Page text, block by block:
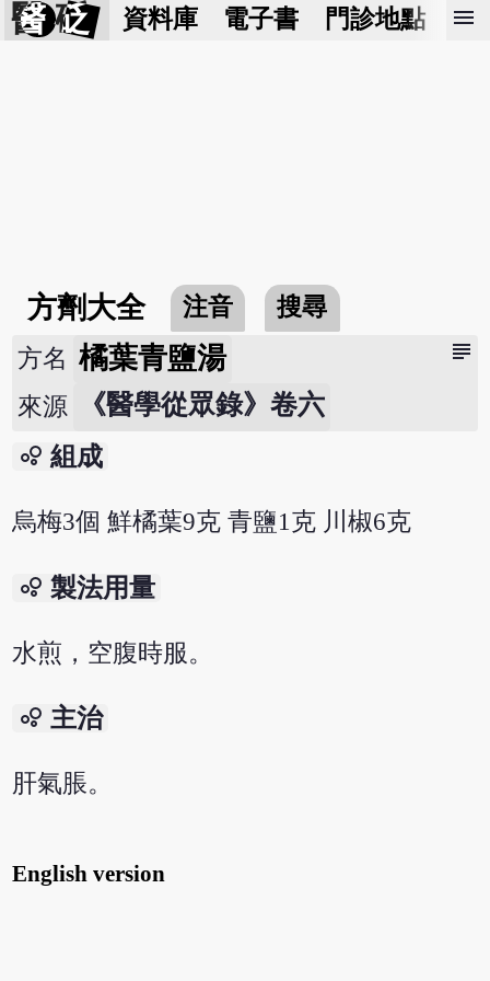
醫 砭 資料庫 電子書 門診地點 預
menu
方劑大全 注音 搜尋
subject
方名 橘葉青鹽湯
來源 《醫學從眾錄》卷六
bubble_chart 組成
烏梅3個 鮮橘葉9克 青鹽1克 川椒6克
bubble_chart 製法用量
水煎，空腹時服。
bubble_chart 主治
肝氣脹。
English version